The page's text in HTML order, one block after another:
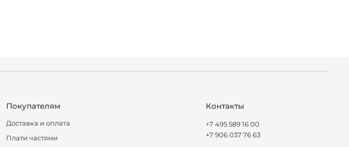
Покупателям
Доставка и оплата
Плати частями
Контакты
+7 495 589 16 00
+7 906 037 76 63